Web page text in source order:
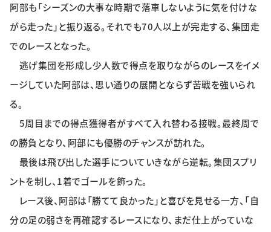
学生記者募集 お問い合わせ
阿部も「シーズンの大事な時期で落車しないように気を付けな
がら走った」と振り返る。それでも70人以上が完走する、集団走
でのレースとなった。
逃げ集団を形成し少人数で得点を取りながらのレースをイメ
ージしていた阿部は、思い通りの展開とならず苦戦を強いられ
る。
5周目までの得点獲得者がすべて入れ替わる接戦。最終周で
の勝負となり、阿部にも優勝のチャンスが訪れた。
最後は飛び出した選手についていきながら逆転。集団スプリ
ントを制し、1着でゴールを飾った。
レース後、阿部は「勝てて良かった」と喜びを見せる一方、「自
分の足の弱さを再確認するレースになり、まだ仕上がっていな